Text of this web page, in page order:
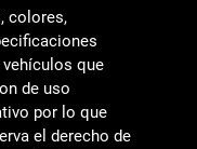
colores,
que
de uso
por lo que
el derecho de